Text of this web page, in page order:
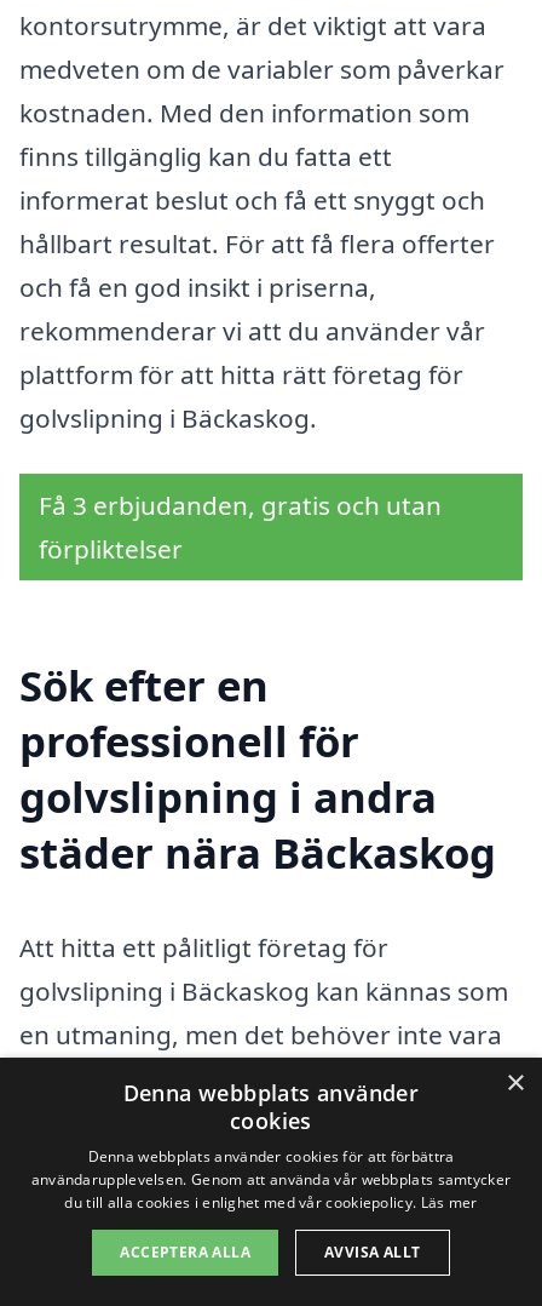
kontorsutrymme, är det viktigt att vara
medveten om de variabler som påverkar
kostnaden. Med den information som
finns tillgänglig kan du fatta ett
informerat beslut och få ett snyggt och
hållbart resultat. För att få flera offerter
och få en god insikt i priserna,
rekommenderar vi att du använder vår
plattform för att hitta rätt företag för
golvslipning i Bäckaskog.
Få 3 erbjudanden, gratis och utan
förpliktelser
Sök efter en
professionell för
golvslipning i andra
städer nära Bäckaskog
Att hitta ett pålitligt företag för
golvslipning i Bäckaskog kan kännas som
en utmaning, men det behöver inte vara
svårt. Det finns många professionella
aktörer som erbjuder kvalificerade
tjänster, både i Bäckaskog och i
närliggande städer. Genom att jämföra
olika företag kan du få bättre priser och
×
Denna webbplats använder
cookies
Denna webbplats använder cookies för att förbättra
användarupplevelsen. Genom att använda vår webbplats samtycker
du till alla cookies i enlighet med vår cookiepolicy. Läs mer
ACCEPTERA ALLA AVVISA ALLT